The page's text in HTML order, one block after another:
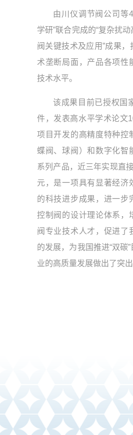
由川仪调节阀公司等
学研”联合完成的“复杂扰
阀关键技术及应用”成果，
术垄断局面，产品各项性
技术水平。
该成果目前已授权国
件，发表高水平学术论文
项目开发的高精度特种控
蝶阀、球阀）和数字化智
系列产品，近三年实现直
元，是一项具有显著经济
的科技进步成果，进一步
控制阀的设计理论体系，
阀专业技术人才，促进了
的发展，为我国推进“双碳
业的高质量发展做出了突出